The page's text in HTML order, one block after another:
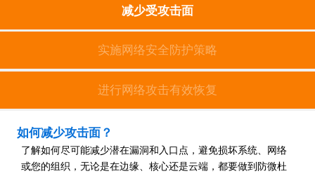
减少受攻击面
实施网络安全防护策略
进行网络攻击有效恢复
如何减少攻击面？
了解如何尽可能减少潜在漏洞和入口点，避免损坏系统、网络
或您的组织，无论是在边缘、核心还是云端，都要做到防微杜